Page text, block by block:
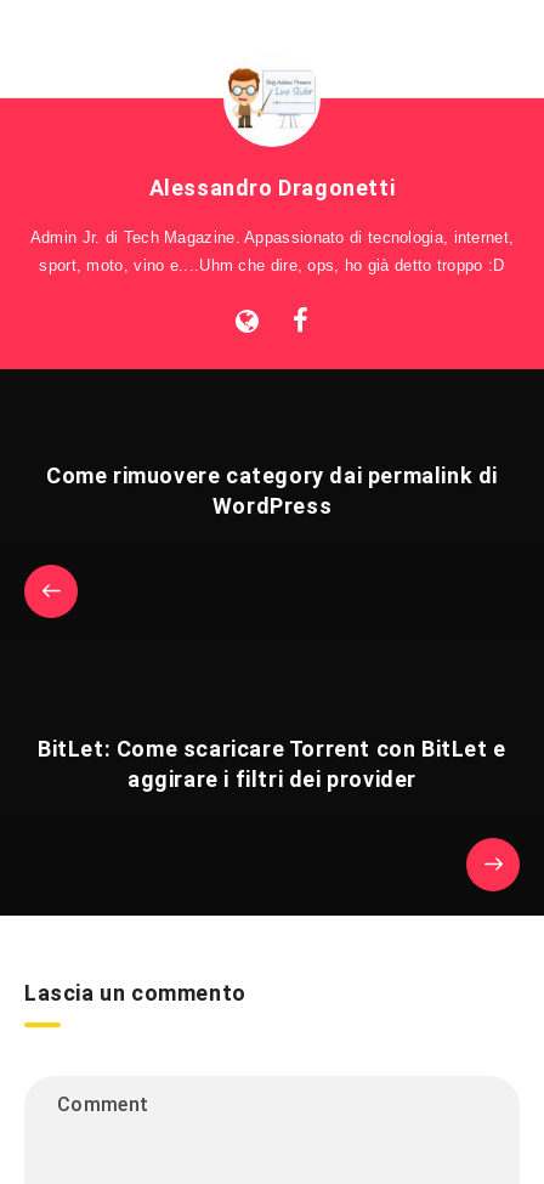
Alessandro Dragonetti
Admin Jr. di Tech Magazine. Appassionato di tecnologia, internet,
sport, moto, vino e....Uhm che dire, ops, ho già detto troppo :D
Come rimuovere category dai permalink di
WordPress
BitLet: Come scaricare Torrent con BitLet e
aggirare i filtri dei provider
Lascia un commento